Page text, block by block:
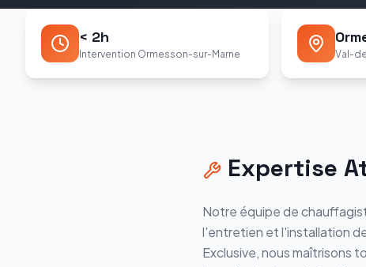
< 2h
Intervention Ormesson-sur-Marne Val-
Expertise
Notre équipe de
l'entretien et l'installation
Exclusive, nous maîtrisons